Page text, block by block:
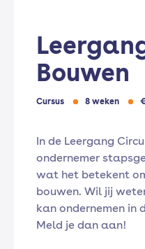
Bouwen
Cursus 8 weken
In de Leergang
ondernemer
wat het betekent
bouwen. Wil jij
kan ondernemen in
Meld je dan aan!